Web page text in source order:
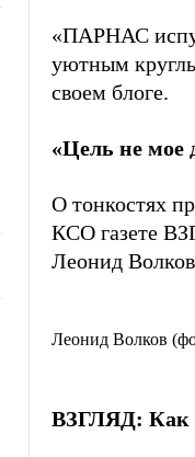
«ПАРНАС
уютным
своем блоге.
«Цель не мое
О тонкостях
КСО газете
Леонид
Леонид Волков
ВЗГЛЯД: Как